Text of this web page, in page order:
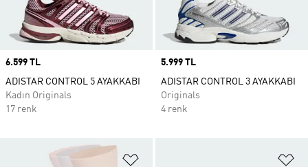
Price
6.599 TL
ADISTAR CONTROL 5 AYAKKABI
Kadın Originals
17 renk
Price
5.999 TL
ADISTAR CONTROL 3 AYAKKABI
Originals
4 renk